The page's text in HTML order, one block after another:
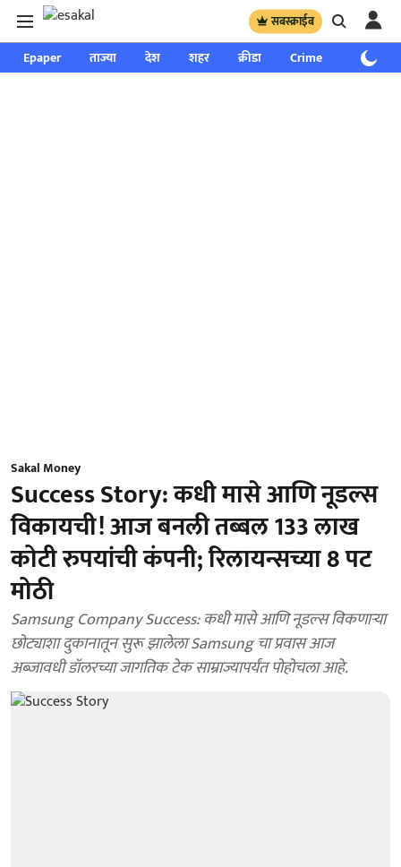
सबस्क्राईब
Epaper ताज्या देश शहर क्रीडा Crime साप्ताहिक
Sakal Money
Success Story: कधी मासे आणि नूडल्स
विकायची! आज बनली तब्बल 133 लाख
कोटी रुपयांची कंपनी; रिलायन्सच्या 8 पट
मोठी
Samsung Company Success: कधी मासे आणि नूडल्स विकणाऱ्या
छोट्याशा दुकानातून सुरू झालेला Samsung चा प्रवास आज
अब्जावधी डॉलरच्या जागतिक टेक साम्राज्यापर्यंत पोहोचला आहे.